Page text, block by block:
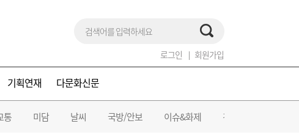
로그인 회원가입
기획연재 다문화신문
통 미담 날씨 국방/안보 이슈&화제 건강/의료